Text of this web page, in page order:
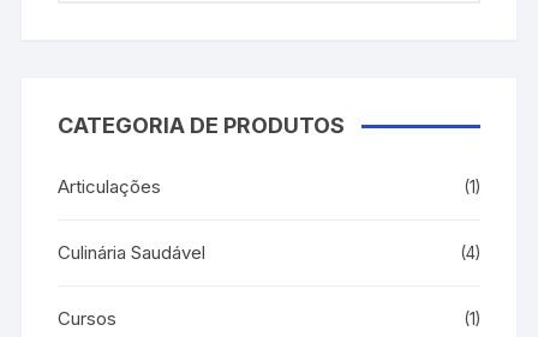
CATEGORIA DE PRODUTOS
Articulações (1)
Culinária Saudável (4)
Cursos (1)